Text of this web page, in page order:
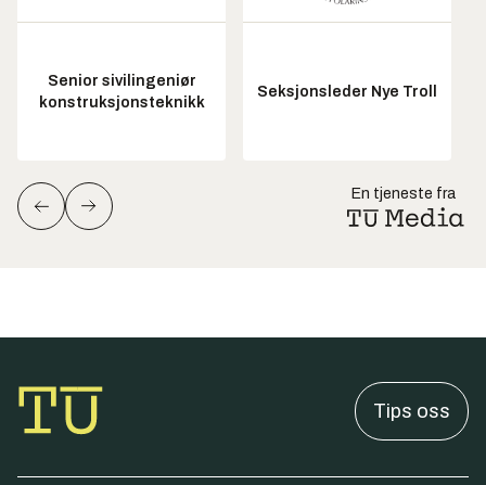
Senior sivilingeniør
konstruksjonsteknikk
Seksjonsleder Nye Troll
En tjeneste fra
Tips oss